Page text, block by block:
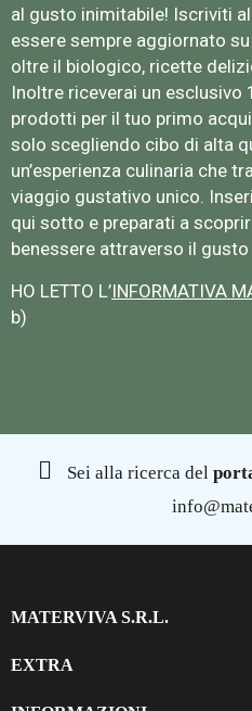
al gusto inimitabile! Iscriviti
essere sempre aggiornato
oltre il biologico, ricette
Inoltre riceverai un esclusivo
prodotti per il tuo primo
solo scegliendo cibo di alta
un’esperienza culinaria che
viaggio gustativo unico.
qui sotto e preparati a
benessere attraverso il gusto
HO LETTO L’INFORMATIVA
b)
Sei alla ricerca del
MATERVIVA S.R.L.
EXTRA